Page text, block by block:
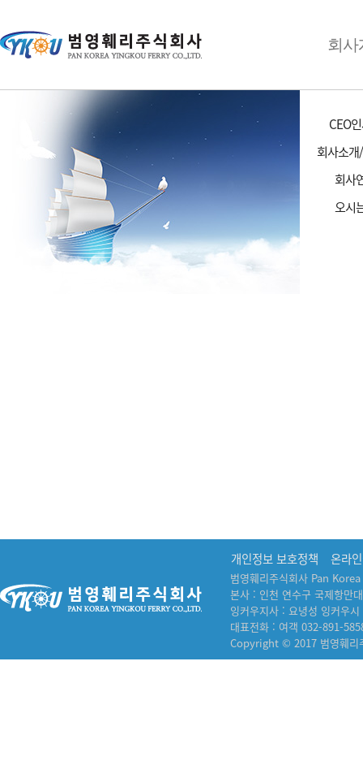
회사
CEO
회사소
회사
오시
1:1문의게시판
고객서비스
1:1 문의 게시판
범영훼리 소식
1:1 문의 게시판: Customer Message
개인정보 보호정책 온라
범영훼리주식회사 Pan
본사 : 인천 연수구 국제항만
잉커우지사 : 요녕성 잉커우
대표전화 : 여객 032-891-
Copyright © 2017 범영훼리